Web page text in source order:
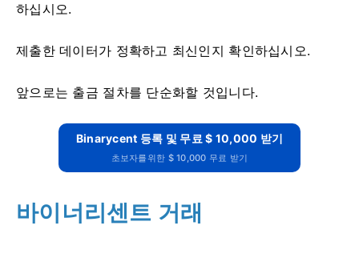
하십시오.
제출한 데이터가 정확하고 최신인지 확인하십시오.
앞으로는 출금 절차를 단순화할 것입니다.
Binarycent 등록 및 무료 $ 10,000 받기
초보자를위한 $ 10,000 무료 받기
바이너리센트 거래